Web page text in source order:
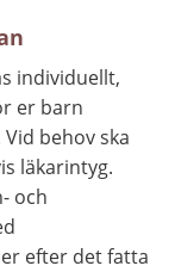
individuellt,
er barn
behov ska
läkarintyg.
och
efter det fatta